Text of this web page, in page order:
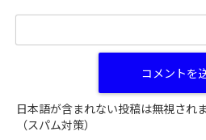
日本語が含まれない投稿は無視され
（スパム対策）